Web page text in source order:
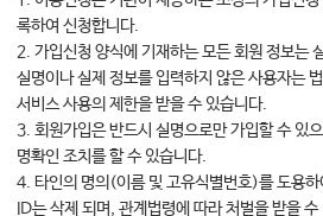
록하여 신청합니다.
2. 가입신청 양식에 기재하는 모든 회원 정보는
실명이나 실제 정보를 입력하지 않은 사용자는
서비스 사용의 제한을 받을 수 있습니다.
3. 회원가입은 반드시 실명으로만 가입할 수 있
명확인 조치를 할 수 있습니다.
4. 타인의 명의(이름 및 고유식별번호)를 도용
ID는 삭제 되며, 관계법령에 따라 처벌을 받을 수